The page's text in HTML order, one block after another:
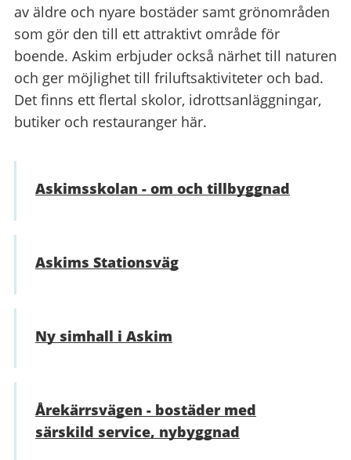
av äldre och nyare bostäder samt grönområden
som gör den till ett attraktivt område för
boende. Askim erbjuder också närhet till naturen
och ger möjlighet till friluftsaktiviteter och bad.
Det finns ett flertal skolor, idrottsanläggningar,
butiker och restauranger här.
Askimsskolan - om och tillbyggnad
Askims Stationsväg
Ny simhall i Askim
Årekärrsvägen - bostäder med
särskild service, nybyggnad